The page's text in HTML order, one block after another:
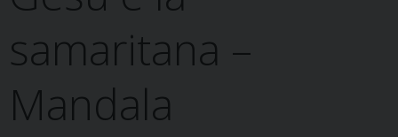
samaritana –
Mandala